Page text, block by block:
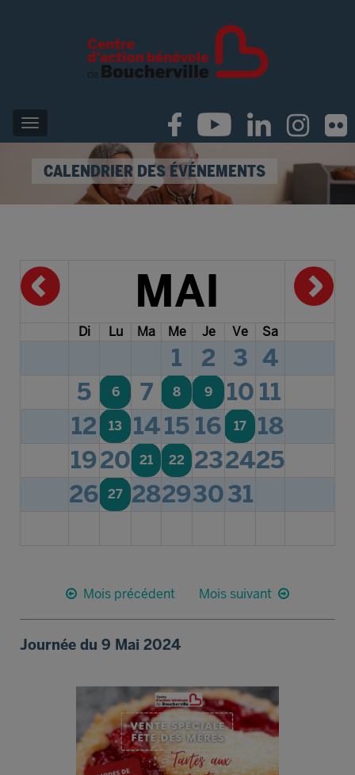
CALENDRIER DES ÉVÉNEMENTS
MAI
Di Lu Ma Me Je Ve Sa
1 2 3 4
5
6 7 8 9 10 11
12
13 1415 16 17
18
1920 21 22 232425
26 27 28293031
Mois précédent Mois suivant
Journée du 9 Mai 2024